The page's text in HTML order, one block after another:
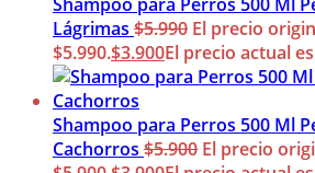
Lágrimas $5.990 El precio
$5.990.$3.900El precio actual
Shampoo para Perros 500 Ml
Cachorros $5.900 El precio